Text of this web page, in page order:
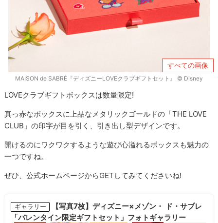
すべての画像
MAISON de SABRÉ『ディズニーLOVEクラブギフトセット』 © Disney
LOVEクラブギフトボックスは数量限定!
真っ赤なボックスに上品なメタリックゴールドの「THE LOVE
CLUB」の印字が目を引く、引き出し型デザインです。
開けるのにワクワクするような遊び心溢れるボックスも魅力の
一つですね。
ぜひ、公式ホームページからGETしてみてくださいね!
ギャラリー
【写真7枚】ディズニー×メゾン・ ド・サブレ
「バレンタイン限定ギフトセット」フォトギャラリー